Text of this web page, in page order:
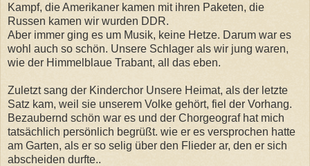
Kampf, die Amerikaner kamen mit ihren Paketen, die
Russen kamen wir wurden DDR.
Aber immer ging es um Musik, keine Hetze. Darum war es
wohl auch so schön. Unsere Schlager als wir jung waren,
wie der Himmelblaue Trabant, all das eben.
Zuletzt sang der Kinderchor Unsere Heimat, als der letzte
Satz kam, weil sie unserem Volke gehört, fiel der Vorhang.
Bezaubernd schön war es und der Chorgeograf hat mich
tatsächlich persönlich begrüßt. wie er es versprochen hatte
am Garten, als er so selig über den Flieder ar, den er sich
abscheiden durfte..